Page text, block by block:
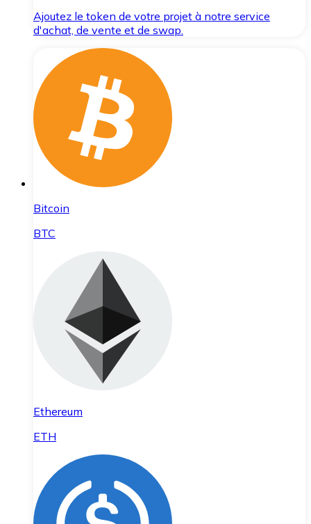
Ajoutez le token de votre projet à notre service
d'achat, de vente et de swap.
Bitcoin
BTC
Ethereum
ETH